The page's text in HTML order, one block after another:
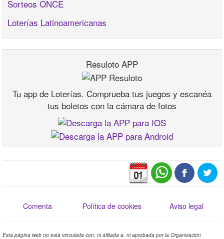
Sorteos ONCE
Loterías Latinoamericanas
Resuloto APP
Tu app de Loterías. Comprueba tus juegos y escanéa
tus boletos con la cámara de fotos
Comenta Política de cookies Aviso legal
Esta página web no está vinculada con, ni afiliada a, ni aprobada por la Organización